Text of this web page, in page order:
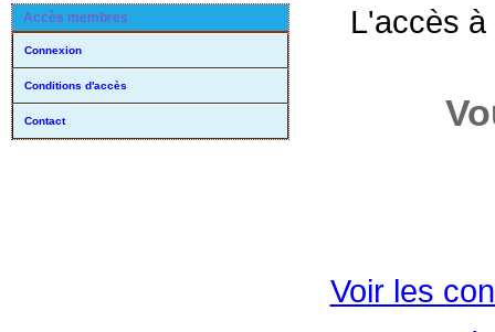
Accès membres
Connexion
Conditions d'accès
Contact
L'accès
Voir les